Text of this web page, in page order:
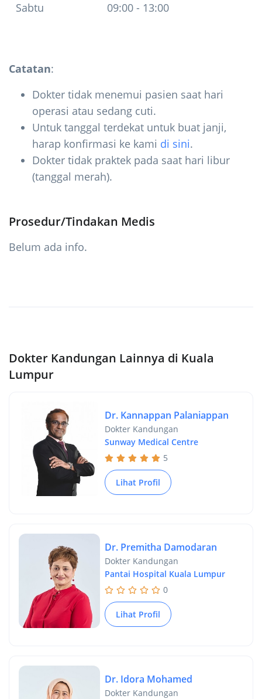
Sabtu 09:00 - 13:00
Catatan:
Dokter tidak menemui pasien saat hari
operasi atau sedang cuti.
Untuk tanggal terdekat untuk buat janji,
harap konfirmasi ke kami di sini.
Dokter tidak praktek pada saat hari libur
(tanggal merah).
Prosedur/Tindakan Medis
Belum ada info.
Dokter Kandungan Lainnya di Kuala
Lumpur
Dr. Kannappan Palaniappan
Dokter Kandungan
Sunway Medical Centre
5
Lihat Profil
Dr. Premitha Damodaran
Dokter Kandungan
Pantai Hospital Kuala Lumpur
0
Lihat Profil
Dr. Idora Mohamed
Dokter Kandungan